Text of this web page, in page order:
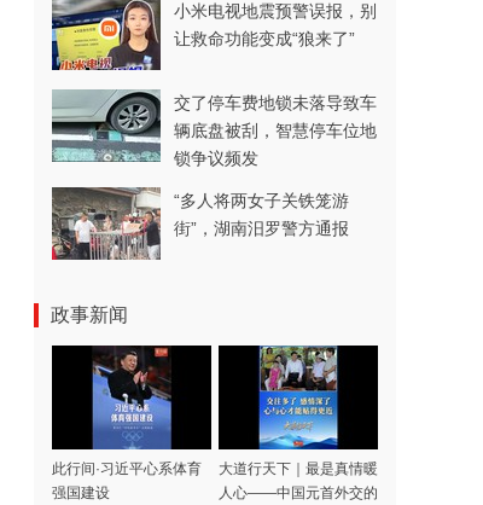
小米电视地震预警误报，别
让救命功能变成“狼来了”
交了停车费地锁未落导致车
辆底盘被刮，智慧停车位地
锁争议频发
“多人将两女子关铁笼游
街”，湖南汨罗警方通报
政事新闻
此行间·习近平心系体育
强国建设
大道行天下｜最是真情暖
人心——中国元首外交的